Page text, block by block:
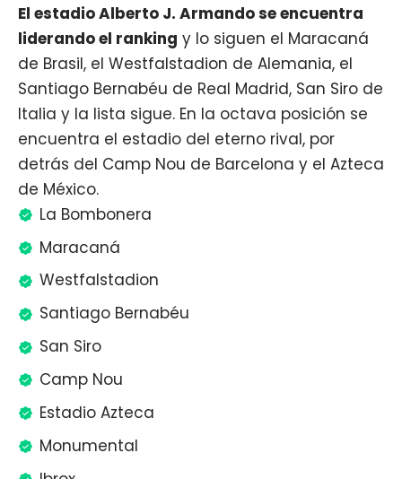
El estadio Alberto J. Armando se encuentra
liderando el ranking y lo siguen el Maracaná
de Brasil, el Westfalstadion de Alemania, el
Santiago Bernabéu de Real Madrid, San Siro de
Italia y la lista sigue. En la octava posición se
encuentra el estadio del eterno rival, por
detrás del Camp Nou de Barcelona y el Azteca
de México.
La Bombonera
Maracaná
Westfalstadion
Santiago Bernabéu
San Siro
Camp Nou
Estadio Azteca
Monumental